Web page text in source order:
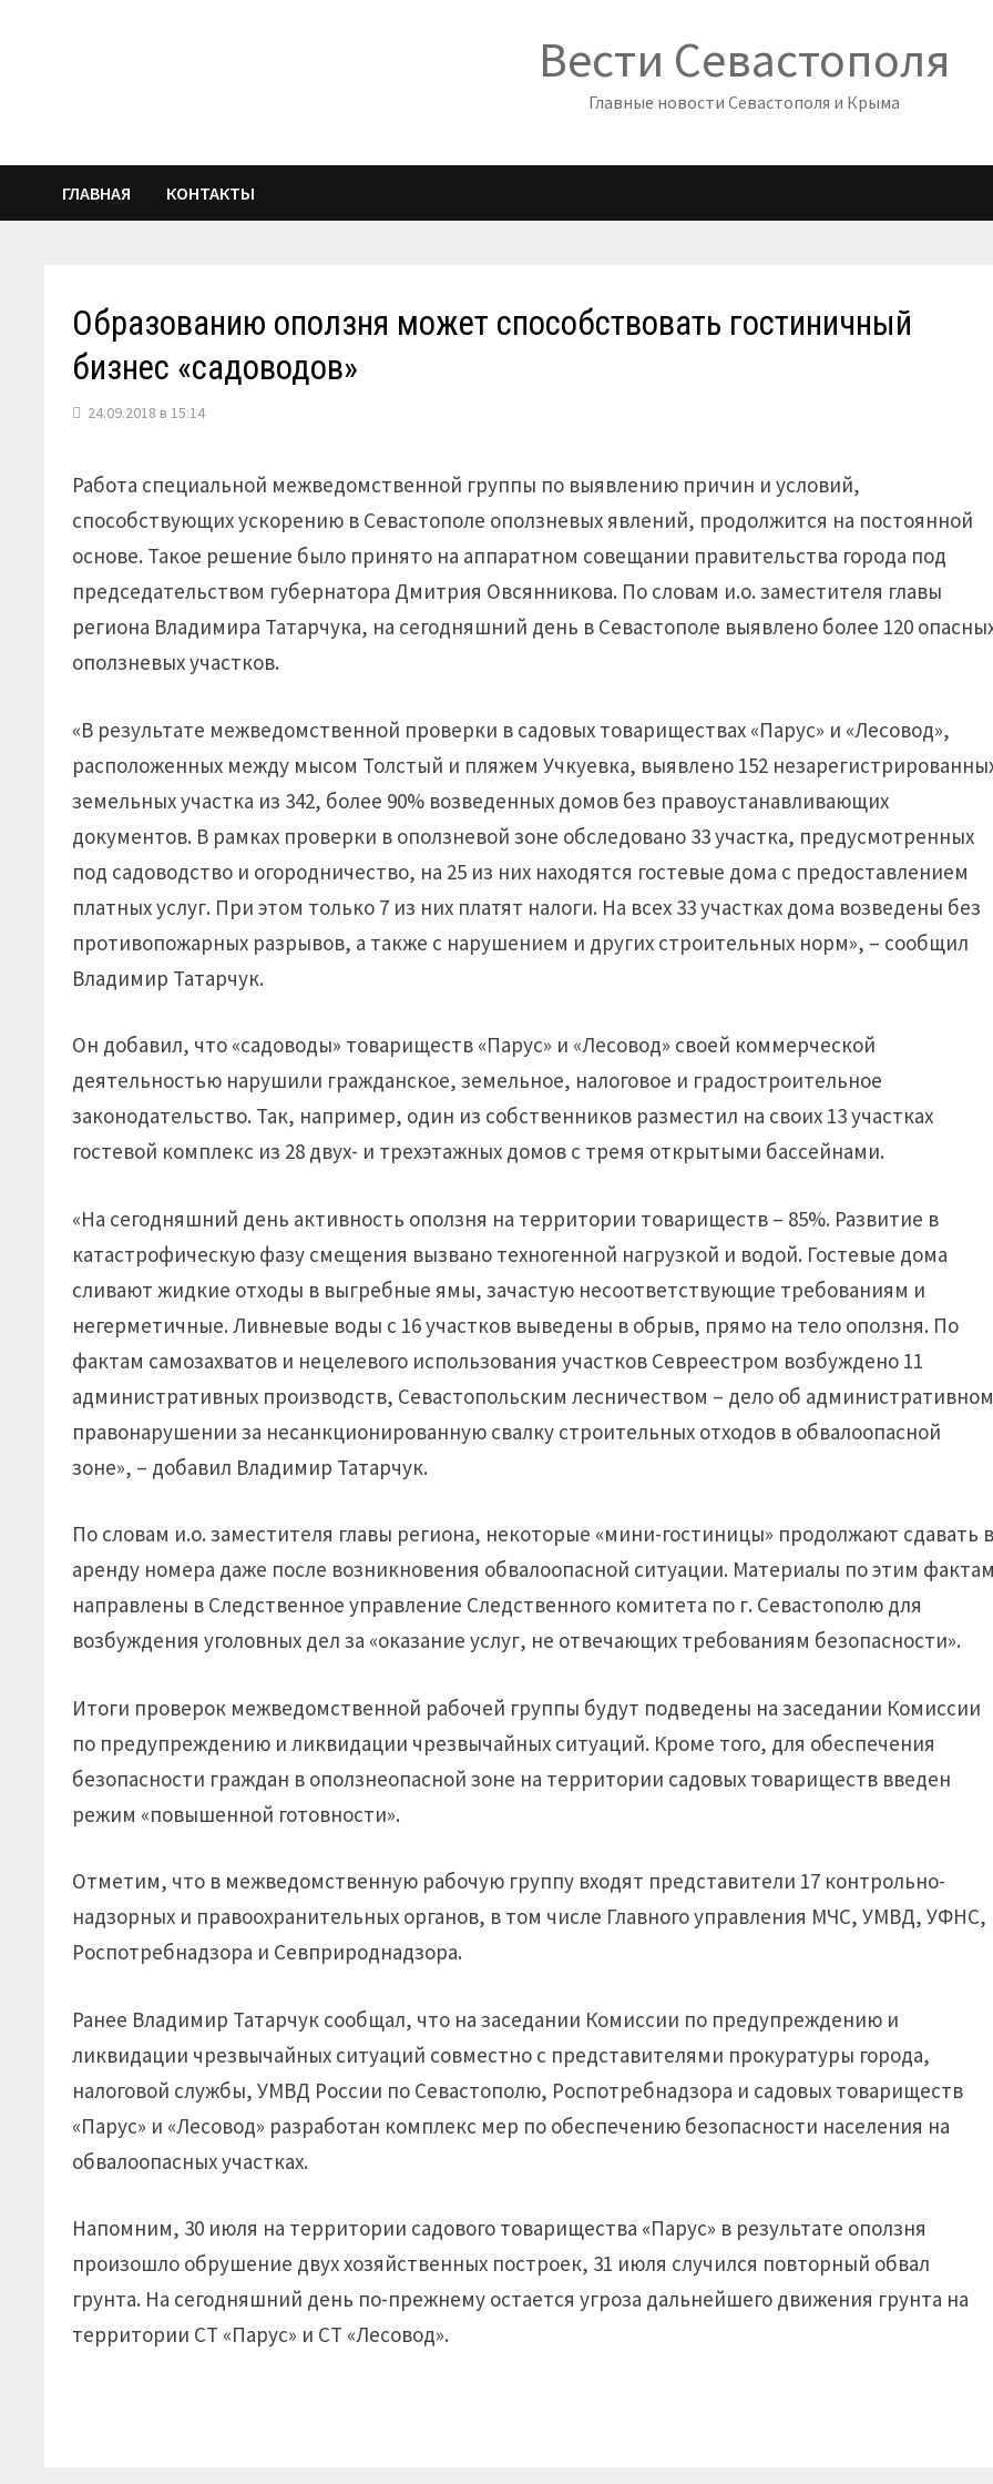
Вести Севастополя
Главные новости Севастополя и Крыма
ГЛАВНАЯ КОНТАКТЫ
Образованию оползня может способствовать гостиничный
бизнес «садоводов»
24.09.2018 в 15:14
Работа специальной межведомственной группы по выявлению причин и условий,
способствующих ускорению в Севастополе оползневых явлений, продолжится на постоянной
основе. Такое решение было принято на аппаратном совещании правительства города под
председательством губернатора Дмитрия Овсянникова. По словам и.о. заместителя главы
региона Владимира Татарчука, на сегодняшний день в Севастополе выявлено более 120
оползневых участков.
«В результате межведомственной проверки в садовых товариществах «Парус» и «Лесовод»,
расположенных между мысом Толстый и пляжем Учкуевка, выявлено 152
земельных участка из 342, более 90% возведенных домов без правоустанавливающих
документов. В рамках проверки в оползневой зоне обследовано 33 участка, предусмотренных
под садоводство и огородничество, на 25 из них находятся гостевые дома с предоставлением
платных услуг. При этом только 7 из них платят налоги. На всех 33 участках дома возведены без
противопожарных разрывов, а также с нарушением и других строительных норм», – сообщил
Владимир Татарчук.
Он добавил, что «садоводы» товариществ «Парус» и «Лесовод» своей коммерческой
деятельностью нарушили гражданское, земельное, налоговое и градостроительное
законодательство. Так, например, один из собственников разместил на своих 13 участках
гостевой комплекс из 28 двух- и трехэтажных домов с тремя открытыми бассейнами.
«На сегодняшний день активность оползня на территории товариществ – 85%. Развитие в
катастрофическую фазу смещения вызвано техногенной нагрузкой и водой. Гостевые дома
сливают жидкие отходы в выгребные ямы, зачастую несоответствующие требованиям и
негерметичные. Ливневые воды с 16 участков выведены в обрыв, прямо на тело оползня. По
фактам самозахватов и нецелевого использования участков Севреестром возбуждено 11
административных производств, Севастопольским лесничеством – дело об
правонарушении за несанкционированную свалку строительных отходов в обвалоопасной
зоне», – добавил Владимир Татарчук.
По словам и.о. заместителя главы региона, некоторые «мини-гостиницы» продолжают сдавать
аренду номера даже после возникновения обвалоопасной ситуации. Материалы по этим
направлены в Следственное управление Следственного комитета по г. Севастополю для
возбуждения уголовных дел за «оказание услуг, не отвечающих требованиям безопасности».
Итоги проверок межведомственной рабочей группы будут подведены на заседании Комиссии
по предупреждению и ликвидации чрезвычайных ситуаций. Кроме того, для обеспечения
безопасности граждан в оползнеопасной зоне на территории садовых товариществ введен
режим «повышенной готовности».
Отметим, что в межведомственную рабочую группу входят представители 17 контрольно-
надзорных и правоохранительных органов, в том числе Главного управления МЧС, УМВД, УФНС,
Роспотребнадзора и Севприроднадзора.
Ранее Владимир Татарчук сообщал, что на заседании Комиссии по предупреждению и
ликвидации чрезвычайных ситуаций совместно с представителями прокуратуры города,
налоговой службы, УМВД России по Севастополю, Роспотребнадзора и садовых товариществ
«Парус» и «Лесовод» разработан комплекс мер по обеспечению безопасности населения на
обвалоопасных участках.
Напомним, 30 июля на территории садового товарищества «Парус» в результате оползня
произошло обрушение двух хозяйственных построек, 31 июля случился повторный обвал
грунта. На сегодняшний день по-прежнему остается угроза дальнейшего движения грунта на
территории СТ «Парус» и СТ «Лесовод».